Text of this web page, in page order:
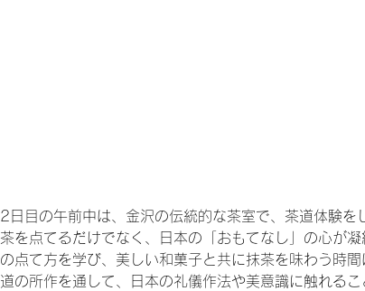
2日目の午前中は、金沢の伝統的な茶室で、茶道体験
茶を点てるだけでなく、日本の「おもてなし」の心が
の点て方を学び、美しい和菓子と共に抹茶を味わう時
道の所作を通して、日本の礼儀作法や美意識に触れる